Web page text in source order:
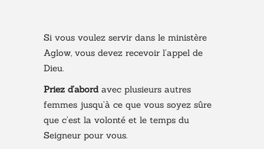
Si vous voulez servir dans le ministère
Aglow, vous devez recevoir l’appel de
Dieu.
Priez d’abordavec plusieurs autres
femmes jusqu’à ce que vous soyez sûre
que c’est la volonté et le temps du
Seigneur pour vous.